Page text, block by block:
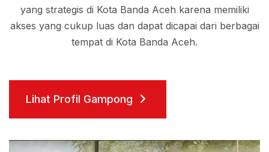
yang strategis di Kota Banda Aceh karena memiliki
akses yang cukup luas dan dapat dicapai dari berbagai
tempat di Kota Banda Aceh.
Lihat Profil Gampong